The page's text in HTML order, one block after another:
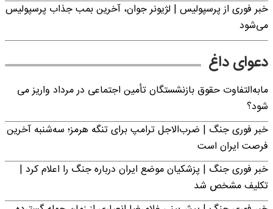
خبر فوری از پرسپولیس | لژیونر جوان، آخرین بمب جذاب پرسپولیس
می‌شود
دعوای داغ
مابه‌التفاوت حقوق بازنشستگان تأمین اجتماعی در مرداد واریز می
شود؟
خبر فوری جنگ | ضرب‌الاجل ترامپ برای تنگه هرمز؛ سه‌شنبه آخرین
فرصت ایران است
خبر فوری جنگ | پزشکیان موضع ایران درباره جنگ را اعلام کرد |
تکلیف مشخص شد